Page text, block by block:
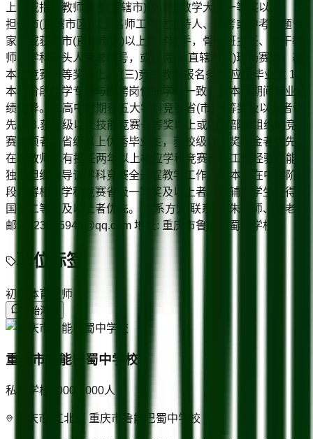
上，或指导教师获省(直辖市)级课堂教学大赛一等奖以上。 3.
担任市(直辖市区)以上名师工作室主持人、高考或中考命题专
家，或获得市(直辖市区)以上教学能手，骨干班主任、骨干教
师、学科带头人荣誉称号，或获得市(直辖市区)现场赛课、基
本功竞赛一等奖以上。 (三)竞赛教练报名条件 应届毕业生 1.
本科阶段所学专业与应聘岗位的学科一致，且本科期间专业成
绩优异。 2.高中时期获五大学科竞赛省(市)一等奖及以上者优
先。 3.获省级以上技能竞赛一等奖以上或国家部委组织的竞
赛奖项者，省级以上优秀毕业生，获校级以上奖学金者优先。
在职教师 1.有担任两年以上相应学科竞赛教练工作经验，能
独立担纲辅导该学科竞赛全过程教学工作。 2.本人在中学阶
段获得相应学科竞赛省级一等奖及以上者，或辅导学生获得过
国赛二等奖及以上者优先。 联系方式 联系人: 朱老师、鲁老师
邮箱: 23865946@qq.com 地址: 重庆市鲁能巴蜀中学校
职位标签
初中体育教师
开始沟通
重庆市鲁能巴蜀中学校
私立学校 1000-2000人
重庆市/江北区 重庆市鲁能巴蜀中学校